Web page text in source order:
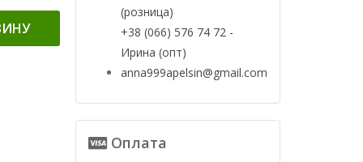
(розница)
+38 (066) 576 74 72 -
Ирина (опт)
anna999apelsin@gmail.com
Оплата